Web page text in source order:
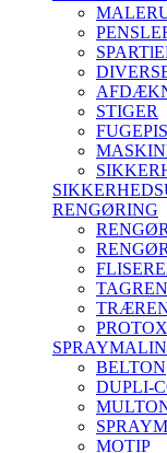
STIGER
RENGØRING
PROTOX
BELTON
DUPLI-
MOTIP